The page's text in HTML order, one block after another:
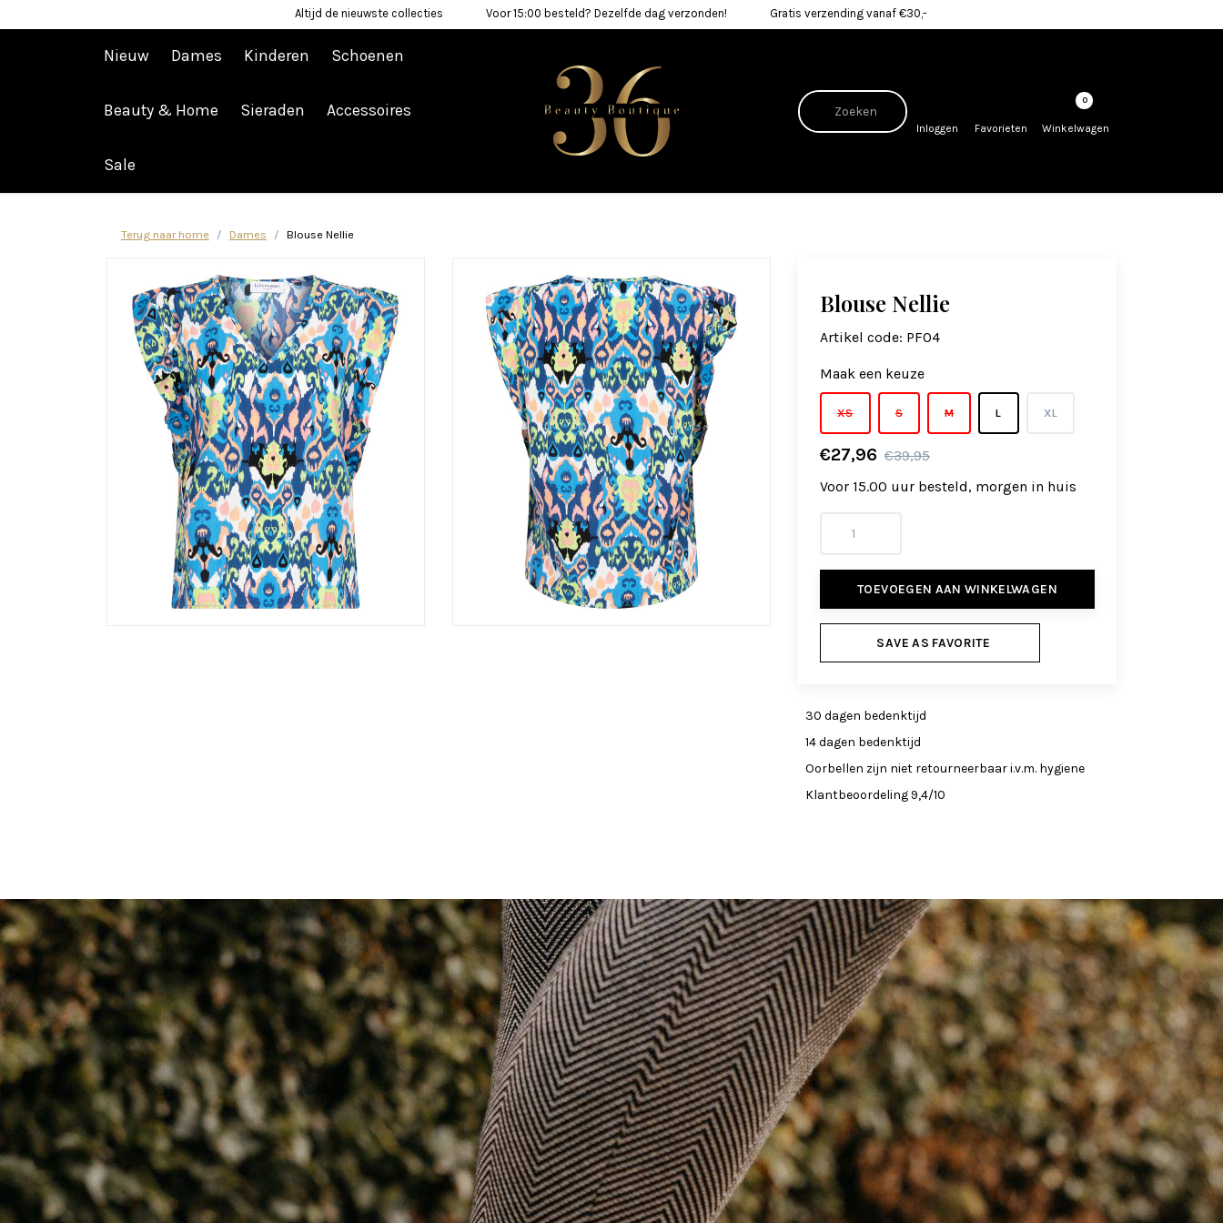
Altijd de nieuwste collecties Voor 15:00 besteld? Dezelfde dag verzonden! Gratis verzending vanaf €30,-
Nieuw Dames Kinderen Schoenen
Beauty & Home Sieraden Accessoires
Sale
Inloggen Favorieten
0
Winkelwagen
Afrekenen is uitgeschakeld.
Terug naar home Dames Blouse Nellie
Blouse Nellie
Artikel code: PF04
Maak een keuze
XS S M L XL
€27,96 €39,95
Voor 15.00 uur besteld, morgen in huis
TOEVOEGEN AAN WINKELWAGEN
SAVE AS FAVORITE
30 dagen bedenktijd
14 dagen bedenktijd
Oorbellen zijn niet retourneerbaar i.v.m. hygiene
Klantbeoordeling 9,4/10